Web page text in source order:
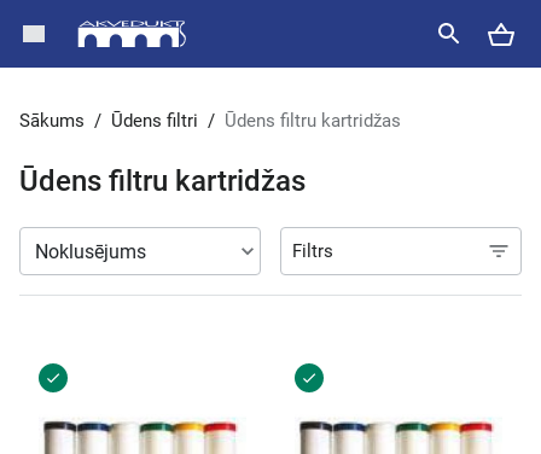
Sākums / Ūdens filtri / Ūdens filtru kartridžas
Ūdens filtru kartridžas
Filtrs